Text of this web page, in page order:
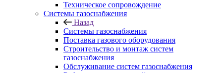
Техническое сопровождение
Системы газоснабжения
Назад
Системы газоснабжения
Поставка газового оборудования
Строительство и монтаж систем
газоснабжения
Обслуживание систем газоснабжения